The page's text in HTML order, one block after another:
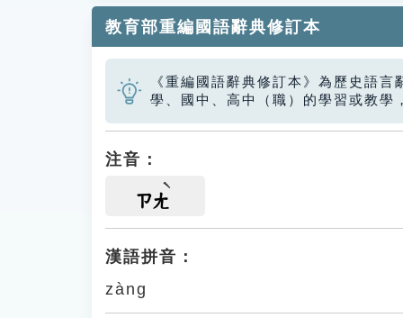
教育部重編國語辭典修訂本
《重編國語辭典修訂本》為歷史語
學、國中、高中（職）的學習或教學
注音：
ㄗㄤ
漢語拼音：
zàng